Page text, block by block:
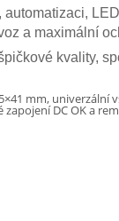
a maximální
kvality,
mm, univerzální
DC OK a